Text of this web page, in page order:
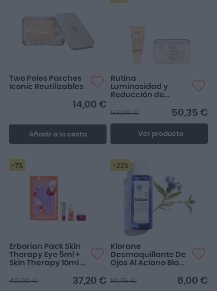
Two Poles Parches
Iconic Reutilizables
14,00 €
Añadir a la cesta
Rutina
Luminosidad y
Reducción de
50,35 €
53,00 €
Ver producto
-7%
Erborian Pack Skin
Therapy Eye 5ml +
Skin Therapy 10ml +
37,20 €
40,00 €
-22%
Klorane
Desmaquillante De
Ojos Al Aciano Bio
8,00 €
10,25 €